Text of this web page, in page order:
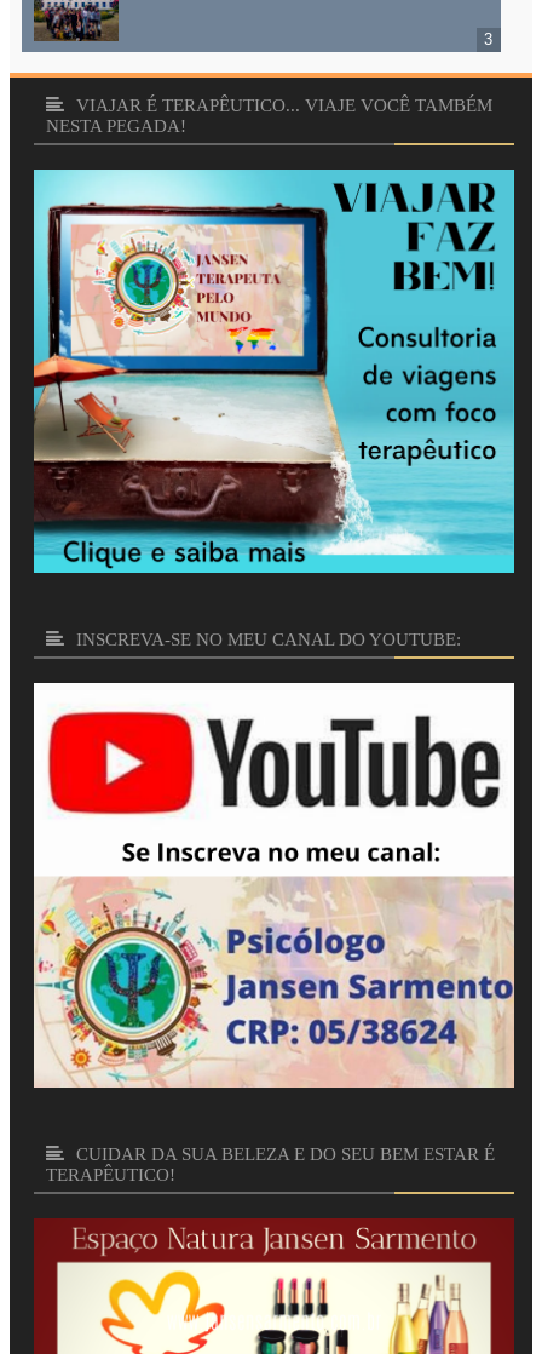
VIAJAR É TERAPÊUTICO... VIAJE VOCÊ TAMBÉM
NESTA PEGADA!
INSCREVA-SE NO MEU CANAL DO YOUTUBE:
CUIDAR DA SUA BELEZA E DO SEU BEM ESTAR É
TERAPÊUTICO!